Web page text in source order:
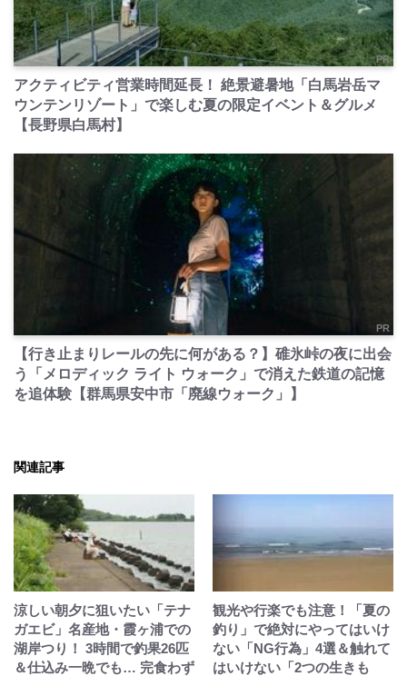
PR
アクティビティ営業時間延長！ 絶景避暑地「白馬岩岳マ
ウンテンリゾート」で楽しむ夏の限定イベント＆グルメ
【長野県白馬村】
PR
【行き止まりレールの先に何がある？】碓氷峠の夜に出会
う「メロディック ライト ウォーク」で消えた鉄道の記憶
を追体験【群馬県安中市「廃線ウォーク」】
関連記事
涼しい朝夕に狙いたい「テナ
ガエビ」名産地・霞ヶ浦での
湖岸つり！ 3時間で釣果26匹
＆仕込み一晩でも… 完食わず
観光や行楽でも注意！「夏の
釣り」で絶対にやってはいけ
ない「NG行為」4選＆触れて
はいけない「2つの生きも